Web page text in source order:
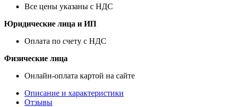
Все цены указаны с НДС
Юридические лица и ИП
Оплата по счету с НДС
Физические лица
Онлайн-оплата картой на сайте
Описание и характеристики
Отзывы